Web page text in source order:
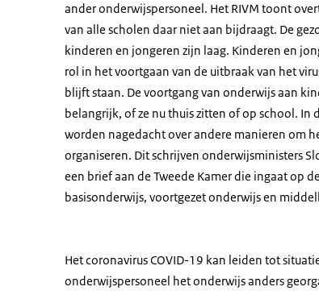
ander onderwijspersoneel. Het RIVM toont
van alle scholen daar niet aan bijdraagt. De
kinderen en jongeren zijn laag. Kinderen en
rol in het voortgaan van de uitbraak van het
blijft staan. De voortgang van onderwijs aan
belangrijk, of ze nu thuis zitten of op school. In
worden nagedacht over andere manieren om
organiseren. Dit schrijven onderwijsministers
een brief aan de Tweede Kamer die ingaat op
basisonderwijs, voortgezet onderwijs en
Het coronavirus COVID-19 kan leiden tot
onderwijspersoneel het onderwijs anders